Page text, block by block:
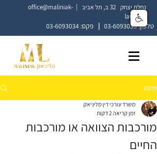
נחלת יצחק 32 ב, תל אביב |
office@maliniak-
law.co.il
טלפון:03-6093033
| פקס: 03-6093034
פוסט
מורכבות הצוואה או מורכבות
החיים
משרד עורכי דין מליניאק
זמן קריאה 2 דקות